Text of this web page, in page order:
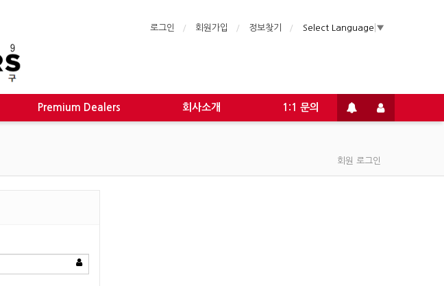
로그인 회원가입 정보찾기 Select Language ▼
Premium Dealers 회사소개 1:1 문의
회원 로그인